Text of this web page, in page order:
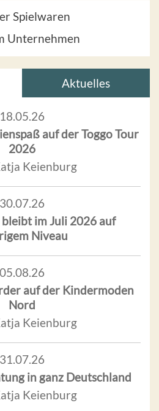
Spielwaren
Unternehmen
Aktuelles
18.05.26
auf der Toggo Tour
2026
Keienburg
30.07.26
im Juli 2026 auf
Niveau
05.08.26
auf der Kindermoden
Nord
Keienburg
31.07.26
in ganz Deutschland
Keienburg